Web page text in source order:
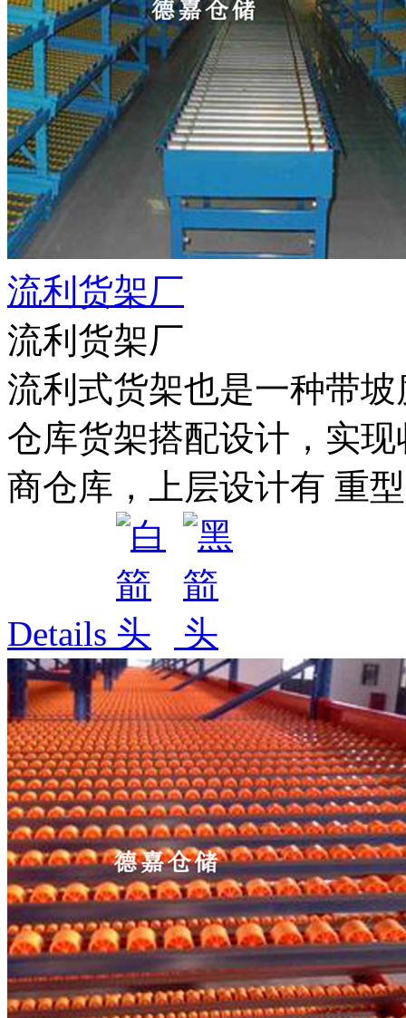
流利货架厂
流利货架厂
流利式货架也是一种带
仓库货架搭配设计，实
商仓库，上层设计有 重
Details